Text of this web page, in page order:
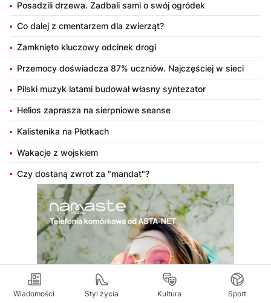
Wiadomości Styl życia Kultura Sport
Posadzili drzewa. Zadbali sami o swój ogródek
Co dalej z cmentarzem dla zwierząt?
Zamknięto kluczowy odcinek drogi
Przemocy doświadcza 87% uczniów. Najczęściej w sieci
Pilski muzyk latami budował własny syntezator
Helios zaprasza na sierpniowe seanse
Kalistenika na Płotkach
Wakacje z wojskiem
Czy dostaną zwrot za "mandat"?